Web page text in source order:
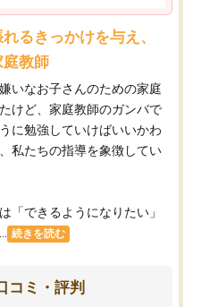
るきっかけを与え、
教師
いなお子さんのための家庭
けど、家庭教師のガンバで
に勉強していけばいいかわ
私たちの指導を象徴してい
「できるようになりたい」
続きを読む
コミ・評判